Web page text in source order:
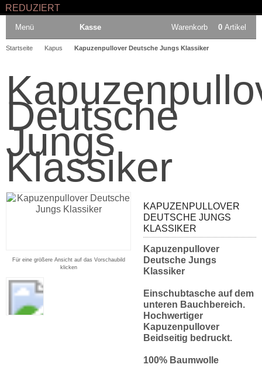
REDUZIERT
Menü Kasse Warenkorb 0 Artikel
Startseite Kapus Kapuzenpullover Deutsche Jungs Klassiker
Deutsche
Jungs
Klassiker
Für eine größere Ansicht auf das Vorschaubild
klicken
KAPUZENPULLOVER
DEUTSCHE JUNGS
KLASSIKER
Kapuzenpullover
Deutsche Jungs
Klassiker
Einschubtasche auf dem
unteren Bauchbereich.
Hochwertiger
Kapuzenpullover
Beidseitig bedruckt.
100% Baumwolle